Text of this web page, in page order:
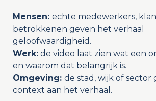
Mensen: echte medewerkers,
betrokkenen geven het verhaal
geloofwaardigheid.
Werk:de video laat zien wat een
en waarom dat belangrijk is.
Omgeving: de stad, wijk of sector
context aan het verhaal.